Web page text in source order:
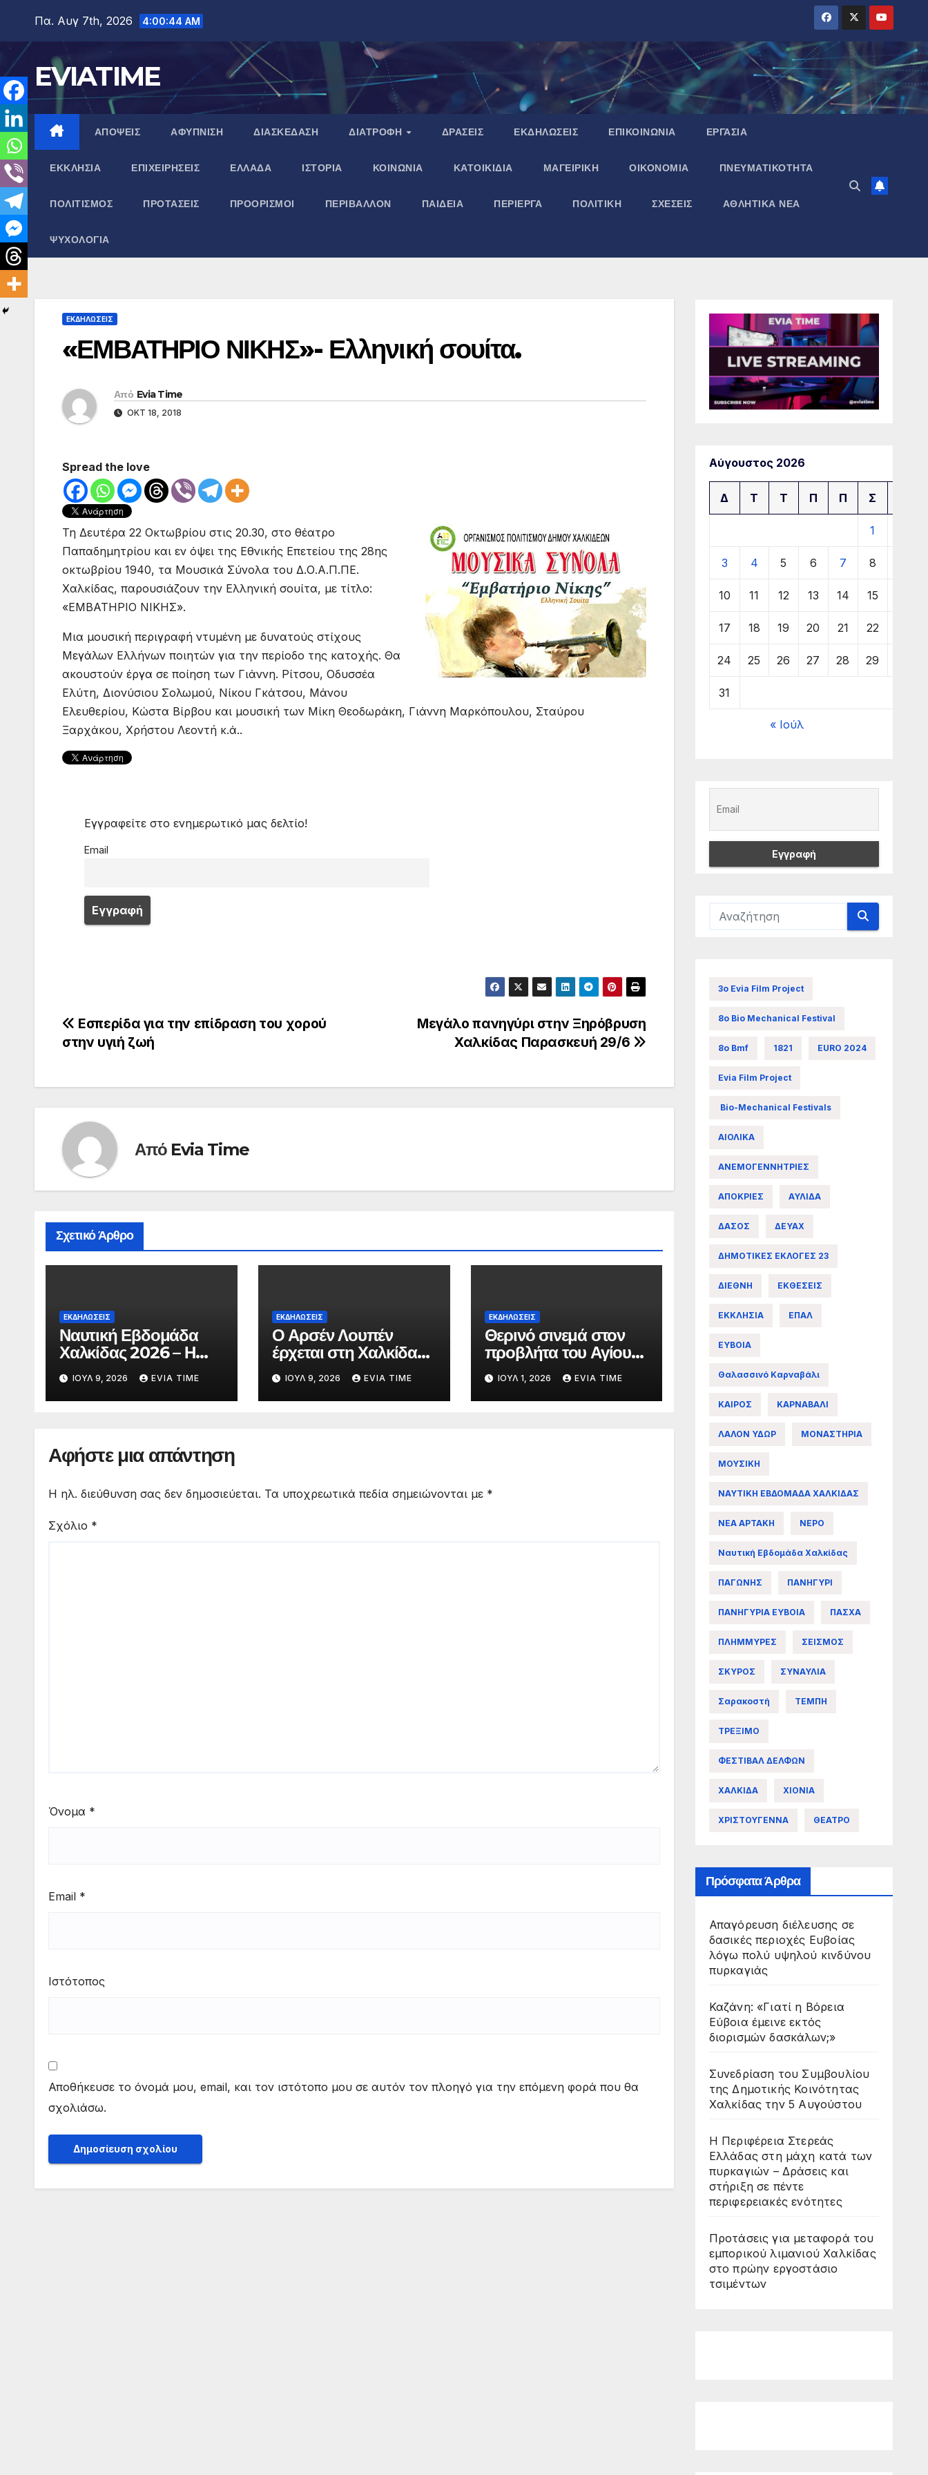
περιεχόμενο
Πα. Αυγ 7th, 2026 4:00:44 AM
EVIATIME
ΑΠΟΨΕΙΣ ΑΦΥΠΝΙΣΗ ΔΙΑΣΚΕΔΑΣΗ ΔΙΑΤΡΟΦΗ ΔΡΑΣΕΙΣ ΕΚΔΗΛΩΣΕΙΣ ΕΠΙΚΟΙΝΩΝΙΑ ΕΡΓΑΣΙΑ
ΕΚΚΛΗΣΙΑ ΕΠΙΧΕΙΡΗΣΕΙΣ ΕΛΛΑΔΑ ΙΣΤΟΡΙΑ ΚΟΙΝΩΝΙΑ ΚΑΤΟΙΚΙΔΙΑ ΜΑΓΕΙΡΙΚΗ ΟΙΚΟΝΟΜΙΑ ΠΝΕΥΜΑΤΙΚΌΤΗΤΑ
ΠΟΛΙΤΙΣΜΟΣ ΠΡΟΤΑΣΕΙΣ ΠΡΟΟΡΙΣΜΟΙ ΠΕΡΙΒΑΛΛΟΝ ΠΑΙΔΕΙΑ ΠΕΡΙΕΡΓΑ ΠΟΛΙΤΙΚΗ ΣΧΕΣΕΙΣ ΑΘΛΗΤΙΚΑ ΝΕΑ
ΨΥΧΟΛΟΓΙΑ
ΕΚΔΗΛΩΣΕΙΣ
«ΕΜΒΑΤΗΡΙΟ ΝΙΚΗΣ»- Ελληνική σουίτα.
Από Evia Time
ΟΚΤ 18, 2018
Spread the love
Τη Δευτέρα 22 Οκτωβρίου στις 20.30, στο θέατρο
Παπαδημητρίου και εν όψει της Εθνικής Επετείου της 28ης
οκτωβρίου 1940, τα Μουσικά Σύνολα του Δ.Ο.Α.Π.ΠΕ.
Χαλκίδας, παρουσιάζουν την Ελληνική σουίτα, με τίτλο:
«ΕΜΒΑΤΗΡΙΟ ΝΙΚΗΣ».
Μια μουσική περιγραφή ντυμένη με δυνατούς στίχους
Μεγάλων Ελλήνων ποιητών για την περίοδο της κατοχής. Θα
ακουστούν έργα σε ποίηση των Γιάννη. Ρίτσου, Οδυσσέα
Ελύτη, Διονύσιου Σολωμού, Νίκου Γκάτσου, Μάνου
Ελευθερίου, Κώστα Βίρβου και μουσική των Μίκη Θεοδωράκη, Γιάννη Μαρκόπουλου, Σταύρου
Ξαρχάκου, Χρήστου Λεοντή κ.ά..
Εγγραφείτε στο ενημερωτικό μας δελτίο!
Email
Πλοήγηση
άρθρων
Μεγάλο πανηγύρι στην Ξηρόβρυση
Χαλκίδας Παρασκευή 29/6
Εσπερίδα για την επίδραση του χορού
στην υγιή ζωή
Από Evia Time
Σχετικό Άρθρο
ΕΚΔΗΛΩΣΕΙΣ
Ναυτική Εβδομάδα
Χαλκίδας 2026 – Η
Χαλκίδα γιορτάζει
ΙΟΎΛ 9, 2026 EVIA TIME
ΕΚΔΗΛΩΣΕΙΣ
Ο Αρσέν Λουπέν
έρχεται στη Χαλκίδα
με διαδραστική
θεατρική παράσταση
ΙΟΎΛ 9, 2026 EVIA TIME
ΕΚΔΗΛΩΣΕΙΣ
Θερινό σινεμά στον
προβλήτα του Αγίου
Νικολάου με δύο
οικογενειακές ταινίες
ΙΟΎΛ 1, 2026 EVIA TIME
Αφήστε μια απάντηση
Η ηλ. διεύθυνση σας δεν δημοσιεύεται. Τα υποχρεωτικά πεδία σημειώνονται με *
Σχόλιο *
Όνομα *
Email *
Ιστότοπος
Αποθήκευσε το όνομά μου, email, και τον ιστότοπο μου σε αυτόν τον πλοηγό για την επόμενη φορά που θα
σχολιάσω.
Αύγουστος 2026
Δ Τ Τ Π Π Σ
1
3 4 5 6 7 8
10 11 12 13 14 15
17 18 19 20 21 22
24 25 26 27 28 29
31
« Ιούλ
3ο Evia Film Project
8ο Bio Mechanical Festival
8ο Bmf 1821 EURO 2024
Evia Film Project
Bio-Mechanical Festivals
ΑΙΟΛΙΚΑ
ΑΝΕΜΟΓΕΝΝΗΤΡΙΕΣ
ΑΠΟΚΡΙΕΣ ΑΥΛΙΔΑ
ΔΑΣΟΣ ΔΕΥΑΧ
ΔΗΜΟΤΙΚΕΣ ΕΚΛΟΓΕΣ 23
ΔΙΕΘΝΗ ΕΚΘΕΣΕΙΣ
ΕΚΚΛΗΣΙΑ ΕΠΑΛ
ΕΥΒΟΙΑ
Θαλασσινό Καρναβάλι
ΚΑΙΡΟΣ ΚΑΡΝΑΒΑΛΙ
ΛΑΛΟΝ ΥΔΩΡ ΜΟΝΑΣΤΗΡΙΑ
ΜΟΥΣΙΚΗ
ΝΑΥΤΙΚΗ ΕΒΔΟΜΑΔΑ ΧΑΛΚΙΔΑΣ
ΝΕΑ ΑΡΤΑΚΗ ΝΕΡΟ
Ναυτική Εβδομάδα Χαλκίδας
ΠΑΓΩΝΗΣ ΠΑΝΗΓΥΡΙ
ΠΑΝΗΓΥΡΙΑ ΕΥΒΟΙΑ ΠΑΣΧΑ
ΠΛΗΜΜΥΡΕΣ ΣΕΙΣΜΟΣ
ΣΚΥΡΟΣ ΣΥΝΑΥΛΙΑ
Σαρακοστή ΤΕΜΠΗ
ΤΡΕΞΙΜΟ
ΦΕΣΤΙΒΑΛ ΔΕΛΦΩΝ
ΧΑΛΚΙΔΑ ΧΙΟΝΙΑ
ΧΡΙΣΤΟΥΓΕΝΝΑ ΘΕΑΤΡΟ
Πρόσφατα Άρθρα
Απαγόρευση διέλευσης σε
δασικές περιοχές Ευβοίας
λόγω πολύ υψηλού κινδύνου
πυρκαγιάς
Καζάνη: «Γιατί η Βόρεια
Εύβοια έμεινε εκτός
διορισμών δασκάλων;»
Συνεδρίαση του Συμβουλίου
της Δημοτικής Κοινότητας
Χαλκίδας την 5 Αυγούστου
Η Περιφέρεια Στερεάς
Ελλάδας στη μάχη κατά των
πυρκαγιών – Δράσεις και
στήριξη σε πέντε
περιφερειακές ενότητες
Προτάσεις για μεταφορά του
εμπορικού λιμανιού Χαλκίδας
στο πρώην εργοστάσιο
τσιμέντων